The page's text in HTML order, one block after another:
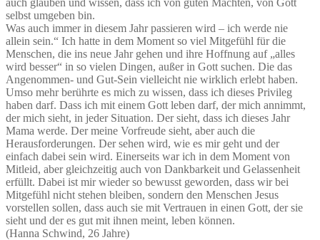
selbst umgeben bin.
Was auch immer in diesem Jahr passieren wird – ich werde nie
allein sein.“ Ich hatte in dem Moment so viel Mitgefühl für die
Menschen, die ins neue Jahr gehen und ihre Hoffnung auf „alles
wird besser“ in so vielen Dingen, außer in Gott suchen. Die das
Angenommen- und Gut-Sein vielleicht nie wirklich erlebt haben.
Umso mehr berührte es mich zu wissen, dass ich dieses Privileg
haben darf. Dass ich mit einem Gott leben darf, der mich annimmt,
der mich sieht, in jeder Situation. Der sieht, dass ich dieses Jahr
Mama werde. Der meine Vorfreude sieht, aber auch die
Herausforderungen. Der sehen wird, wie es mir geht und der
einfach dabei sein wird. Einerseits war ich in dem Moment von
Mitleid, aber gleichzeitig auch von Dankbarkeit und Gelassenheit
erfüllt. Dabei ist mir wieder so bewusst geworden, dass wir bei
Mitgefühl nicht stehen bleiben, sondern den Menschen Jesus
vorstellen sollen, dass auch sie mit Vertrauen in einen Gott, der sie
sieht und der es gut mit ihnen meint, leben können.
(Hanna Schwind, 26 Jahre)